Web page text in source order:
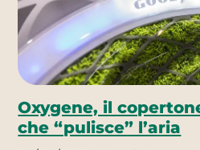
Oxygene, il
che “pulisce” l’aria